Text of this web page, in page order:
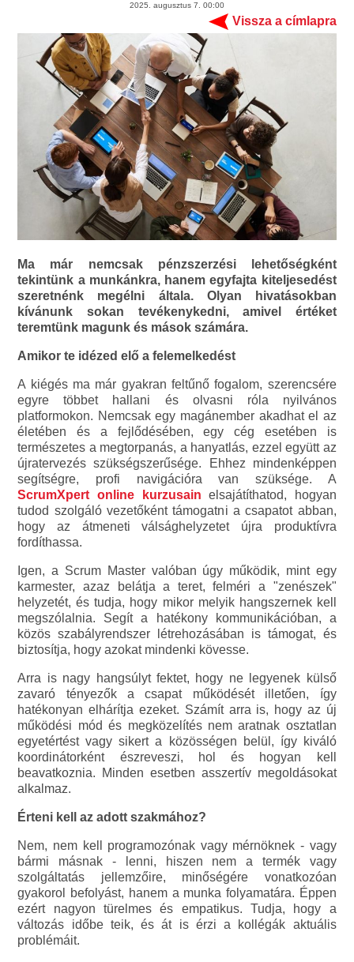
2025. augusztus 7. 00:00
Vissza a címlapra
Ma már nemcsak pénzszerzési lehetőségként
tekintünk a munkánkra, hanem egyfajta kiteljesedést
szeretnénk megélni általa. Olyan hivatásokban
kívánunk sokan tevékenykedni, amivel értéket
teremtünk magunk és mások számára.
Amikor te idézed elő a felemelkedést
A kiégés ma már gyakran feltűnő fogalom, szerencsére
egyre többet hallani és olvasni róla nyilvános
platformokon. Nemcsak egy magánember akadhat el az
életében és a fejlődésében, egy cég esetében is
természetes a megtorpanás, a hanyatlás, ezzel együtt az
újratervezés szükségszerűsége. Ehhez mindenképpen
segítségre, profi navigációra van szüksége. A
ScrumXpert online kurzusain elsajátíthatod, hogyan
tudod szolgáló vezetőként támogatni a csapatot abban,
hogy az átmeneti válsághelyzetet újra produktívra
fordíthassa.
Igen, a Scrum Master valóban úgy működik, mint egy
karmester, azaz belátja a teret, felméri a "zenészek"
helyzetét, és tudja, hogy mikor melyik hangszernek kell
megszólalnia. Segít a hatékony kommunikációban, a
közös szabályrendszer létrehozásában is támogat, és
biztosítja, hogy azokat mindenki kövesse.
Arra is nagy hangsúlyt fektet, hogy ne legyenek külső
zavaró tényezők a csapat működését illetően, így
hatékonyan elhárítja ezeket. Számít arra is, hogy az új
működési mód és megközelítés nem aratnak osztatlan
egyetértést vagy sikert a közösségen belül, így kiváló
koordinátorként észreveszi, hol és hogyan kell
beavatkoznia. Minden esetben asszertív megoldásokat
alkalmaz.
Érteni kell az adott szakmához?
Nem, nem kell programozónak vagy mérnöknek - vagy
bármi másnak - lenni, hiszen nem a termék vagy
szolgáltatás jellemzőire, minőségére vonatkozóan
gyakorol befolyást, hanem a munka folyamatára. Éppen
ezért nagyon türelmes és empatikus. Tudja, hogy a
változás időbe teik, és át is érzi a kollégák aktuális
problémáit.